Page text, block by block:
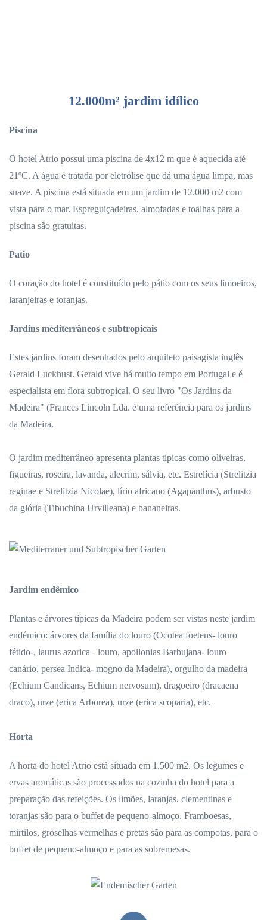
12.000m² jardim idílico
Piscina
O hotel Atrio possui uma piscina de 4x12 m que é aquecida até
21ºC. A água é tratada por eletrólise que dá uma água limpa, mas
suave. A piscina está situada em um jardim de 12.000 m2 com
vista para o mar. Espreguiçadeiras, almofadas e toalhas para a
piscina são gratuitas.
Patio
O coração do hotel é constituído pelo pátio com os seus limoeiros,
laranjeiras e toranjas.
Jardins mediterrâneos e subtropicais
Estes jardins foram desenhados pelo arquiteto paisagista inglês
Gerald Luckhust. Gerald vive há muito tempo em Portugal e é
especialista em flora subtropical. O seu livro "Os Jardins da
Madeira" (Frances Lincoln Lda. é uma referência para os jardins
da Madeira.
O jardim mediterrâneo apresenta plantas típicas como oliveiras,
figueiras, roseira, lavanda, alecrim, sálvia, etc. Estrelícia (Strelitzia
reginae e Strelitzia Nicolae), lírio africano (Agapanthus), arbusto
da glória (Tibuchina Urvilleana) e bananeiras.
Jardim endêmico
Plantas e árvores típicas da Madeira podem ser vistas neste jardim
endémico: árvores da família do louro (Ocotea foetens- louro
fétido-, laurus azorica - louro, apollonias Barbujana- louro
canário, persea Indica- mogno da Madeira), orgulho da madeira
(Echium Candicans, Echium nervosum), dragoeiro (dracaena
draco), urze (erica Arborea), urze (erica scoparia), etc.
Horta
A horta do hotel Atrio está situada em 1.500 m2. Os legumes e
ervas aromáticas são processados na cozinha do hotel para a
preparação das refeições. Os limões, laranjas, clementinas e
toranjas são para o buffet de pequeno-almoço. Framboesas,
mirtilos, groselhas vermelhas e pretas são para as compotas, para o
buffet de pequeno-almoço e para as sobremesas.